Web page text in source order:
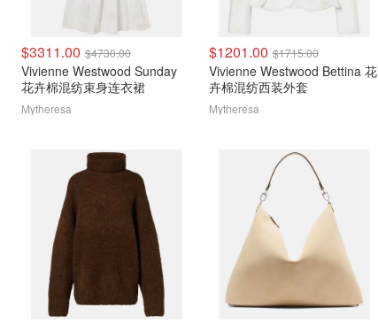
$3311.00 $4730.00
Vivienne Westwood Sunday
花卉棉混纺束身连衣裙
Mytheresa
$1201.00 $1715.00
Vivienne Westwood Bettina 花
卉棉混纺西装外套
Mytheresa